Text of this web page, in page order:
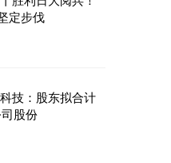
定步伐
技：股东拟合计
股份